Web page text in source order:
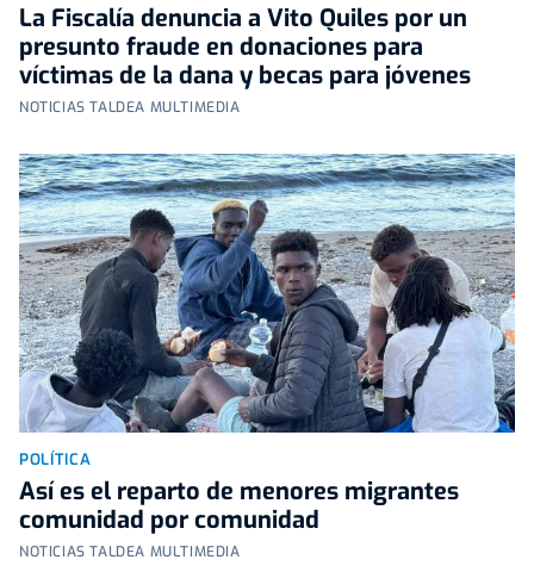
La Fiscalía denuncia a Vito Quiles por un
presunto fraude en donaciones para
víctimas de la dana y becas para jóvenes
NOTICIAS TALDEA MULTIMEDIA
POLÍTICA
Así es el reparto de menores migrantes
comunidad por comunidad
NOTICIAS TALDEA MULTIMEDIA